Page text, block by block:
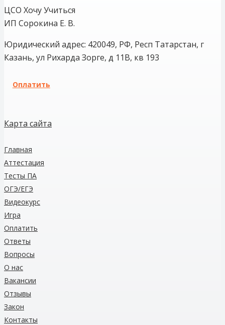
ЦСО Хочу Учиться
ИП Сорокина Е. В.
Юридический адрес: 420049, РФ, Респ Татарстан, г
Казань, ул Рихарда Зорге, д 11В, кв 193
Оплатить
Карта сайта
Главная
Аттестация
Тесты ПА
ОГЭ/ЕГЭ
Видеокурс
Игра
Оплатить
Ответы
Вопросы
О нас
Вакансии
Отзывы
Закон
Контакты